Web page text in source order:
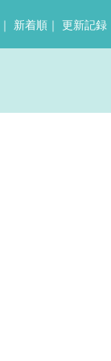
｜ 新着順 ｜ 更新記録